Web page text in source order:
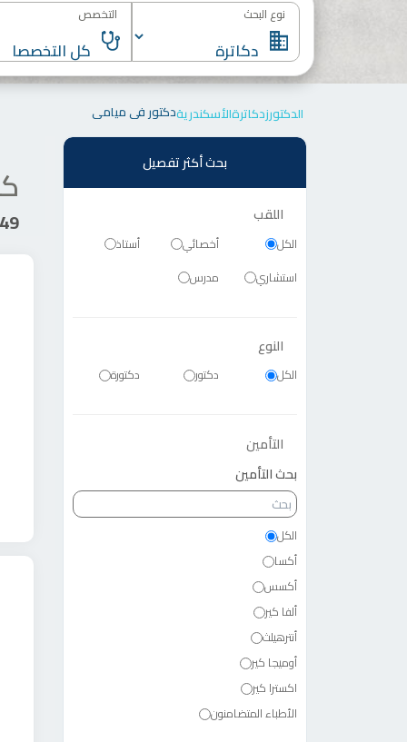
نوع البحث التخصص
الدكتورزدكاترةالأسكندريةدكتور في ميامي
بحث أكثر تفصيل
اللقب
الكل أخصائي
أستاذ
استشاري
مدرس
النوع
الكل دكتور دكتورة
التأمين
بحث التأمين
الكل
أكسا
أكسس
ألفا كير
أنترهيلث
أوميجا كير
اكسترا كير
الأطباء المتضامنون
49 دكتور